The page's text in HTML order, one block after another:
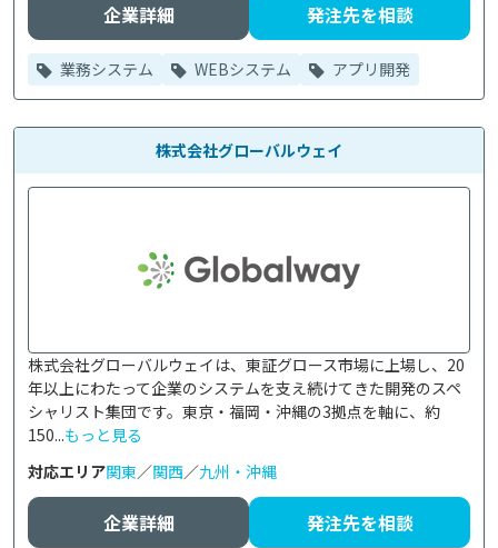
企業詳細 発注先を相談
業務システム WEBシステム アプリ開発
株式会社グローバルウェイ
株式会社グローバルウェイは、東証グロース市場に上場し、20
年以上にわたって企業のシステムを支え続けてきた開発のスペ
シャリスト集団です。東京・福岡・沖縄の3拠点を軸に、約
150...もっと見る
対応エリア関東／関西／九州・沖縄
企業詳細 発注先を相談